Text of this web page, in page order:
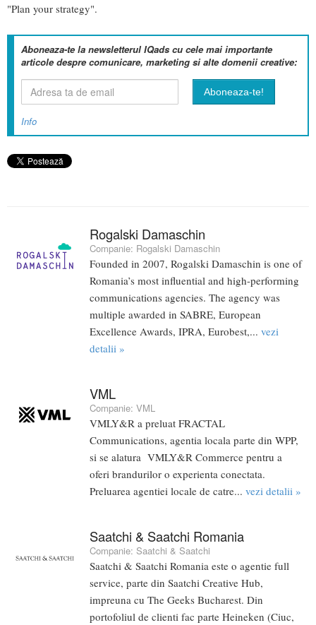
"Plan your strategy".
Aboneaza-te la newsletterul IQads cu cele mai importante
articole despre comunicare, marketing si alte domenii creative:
Info
Rogalski Damaschin
Companie: Rogalski Damaschin
Founded in 2007, Rogalski Damaschin is one of
Romania’s most influential and high-performing
communications agencies. The agency was
multiple awarded in SABRE, European
Excellence Awards, IPRA, Eurobest,... vezi
detalii »
VML
Companie: VML
VMLY&R a preluat FRACTAL
Communications, agentia locala parte din WPP,
si se alatura VMLY&R Commerce pentru a
oferi brandurilor o experienta conectata.
Preluarea agentiei locale de catre... vezi detalii »
Saatchi & Saatchi Romania
Companie: Saatchi & Saatchi
Saatchi & Saatchi Romania este o agentie full
service, parte din Saatchi Creative Hub,
impreuna cu The Geeks Bucharest. Din
portofoliul de clienti fac parte Heineken (Ciuc,